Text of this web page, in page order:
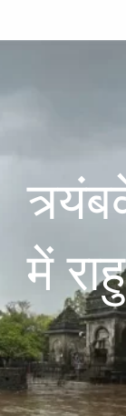
में